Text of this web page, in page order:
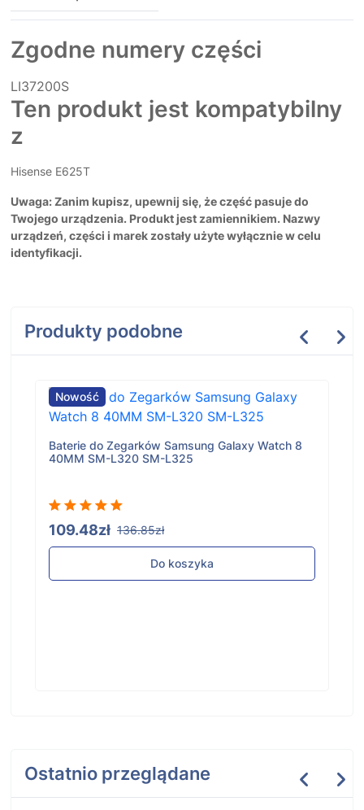
Zgodne numery części
LI37200S
Ten produkt jest kompatybilny
z
Hisense E625T
Uwaga: Zanim kupisz, upewnij się, że część pasuje do
Twojego urządzenia. Produkt jest zamiennikiem. Nazwy
urządzeń, części i marek zostały użyte wyłącznie w celu
identyfikacji.
Produkty podobne
Nowość
Baterie do Zegarków Samsung Galaxy Watch 8
40MM SM-L320 SM-L325
109.48zł 136.85zł
Do koszyka
Ostatnio przeglądane